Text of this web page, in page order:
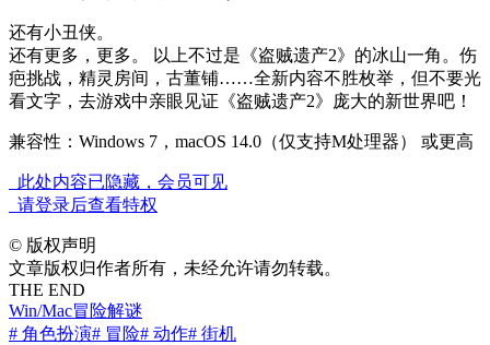
还有小丑侠。
还有更多，更多。 以上不过是《盗贼遗产2》的冰山一角。伤
疤挑战，精灵房间，古董铺……全新内容不胜枚举，但不要光
看文字，去游戏中亲眼见证《盗贼遗产2》庞大的新世界吧！
兼容性：Windows 7，macOS 14.0（仅支持M处理器） 或更高
此处内容已隐藏，会员可见
请登录后查看特权
© 版权声明
文章版权归作者所有，未经允许请勿转载。
THE END
Win/Mac冒险解谜
# 角色扮演# 冒险# 动作# 街机